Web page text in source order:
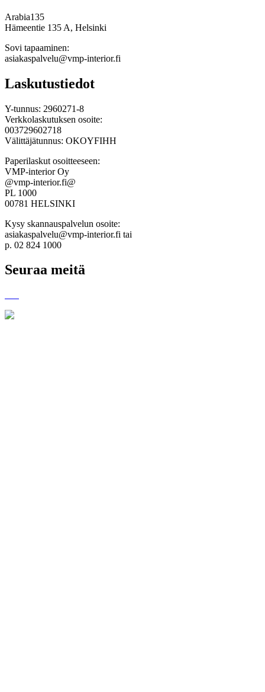
Arabia135
Hämeentie 135 A, Helsinki
Sovi tapaaminen:
asiakaspalvelu@vmp-interior.fi
Laskutustiedot
Y-tunnus: 2960271-8
Verkkolaskutuksen osoite:
003729602718
Välittäjätunnus: OKOYFIHH
Paperilaskut osoitteeseen:
VMP-interior Oy
@vmp-interior.fi@
PL 1000
00781 HELSINKI
Kysy skannauspalvelun osoite:
asiakaspalvelu@vmp-interior.fi tai
p. 02 824 1000
Seuraa meitä